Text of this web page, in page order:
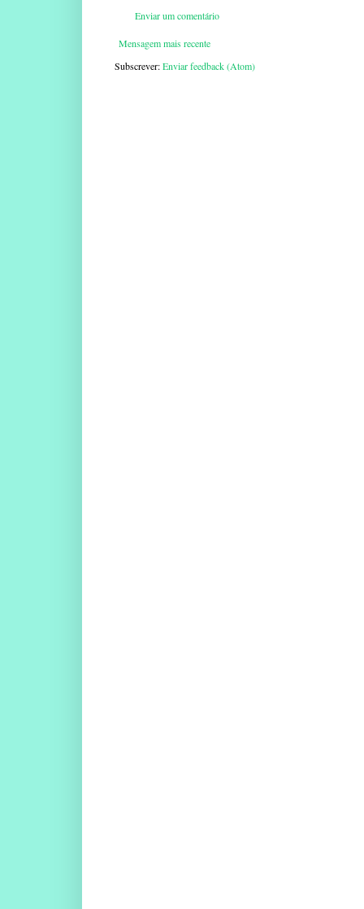
Enviar um comentário
Mensagem mais recente
Subscrever:Enviar feedback (Atom)